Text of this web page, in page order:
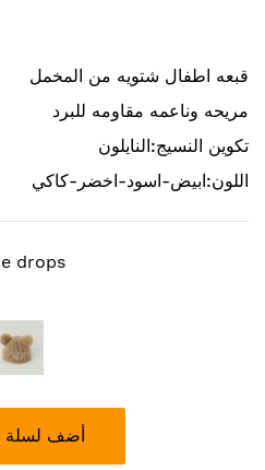
قبعه اطفال شتويه من المخمل
مريحه وناعمه مقاومه للبرد
تكوين النسيج:النايلون
اللون:ابيض-اسود-اخضر-كاكي
drops
أضف لسلة